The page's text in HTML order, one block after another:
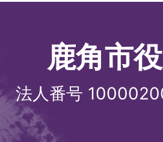
鹿角市
法人番号